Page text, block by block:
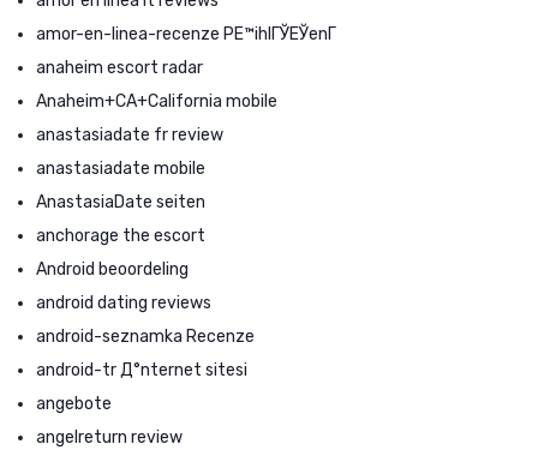
amor-en-linea-recenze PЕ™ihlГЎЕЎenГ­
anaheim escort radar
Anaheim+CA+California mobile
anastasiadate fr review
anastasiadate mobile
AnastasiaDate seiten
anchorage the escort
Android beoordeling
android dating reviews
android-seznamka Recenze
android-tr Д°nternet sitesi
angebote
angelreturn review